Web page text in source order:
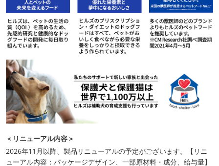
＜リニューアル内容＞
2026年11月以降、製品リニューアルの予定がございます。【リニ
ューアル内容：パッケージデザイン、一部原材料・成分、給与量】